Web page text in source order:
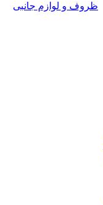
ظروف و لوازم جانبی